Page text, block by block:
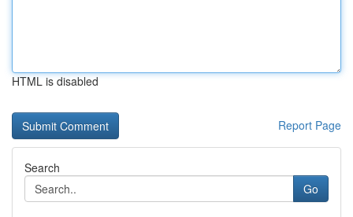
HTML is disabled
Report Page
Search
Go